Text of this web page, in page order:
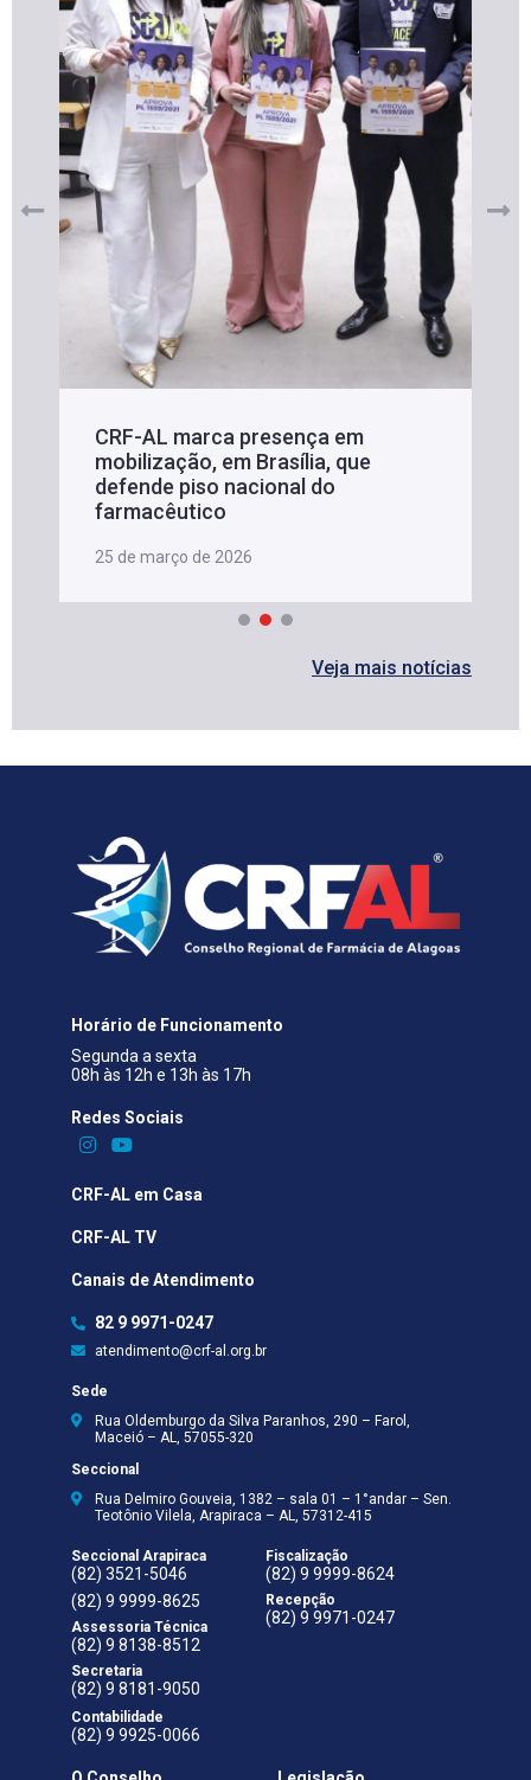
CRF-AL marca presença em
mobilização, em Brasília, que
defende piso nacional do
farmacêutico
25 de março de 2026
Veja mais notícias
Horário de Funcionamento
Segunda a sexta
08h às 12h e 13h às 17h
Redes Sociais​
CRF-AL em Casa
CRF-AL TV
Canais de Atendimento
82 9 9971-0247
atendimento@crf-al.org.br
Sede
Rua Oldemburgo da Silva Paranhos, 290 – Farol,
Maceió – AL, 57055-320
Seccional
Rua Delmiro Gouveia, 1382 – sala 01 – 1°andar – Sen.
Teotônio Vilela, Arapiraca – AL, 57312-415
Seccional Arapiraca
(82) 3521-5046
(82) 9 9999-8625
Assessoria Técnica
(82) 9 8138-8512
Secretaria
(82) 9 8181-9050
Contabilidade
(82) 9 9925-0066
Fiscalização
(82) 9 9999-8624
Recepção
(82) 9 9971-0247